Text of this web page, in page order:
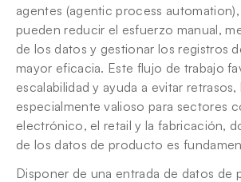
agentes (agentic process automation),
pueden reducir el esfuerzo manual,
de los datos y gestionar los registros
mayor eficacia. Este flujo de trabajo
escalabilidad y ayuda a evitar
especialmente valioso para sectores
electrónico, el retail y la fabricación,
de los datos de producto es
Disponer de una entrada de datos de